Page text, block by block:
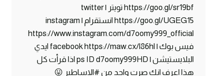
https://goo.gl/sr19bf تويتر | twitter
https://goo.gl/UGEG15 انستقرام | instagram
https://www.instagram.com/d7oomy999_official
فيس بوك | facebook https://maw.cx/l86hl ايدي
البلايستيشن | ps ID d7oomy999HD اذا قرأت كل
هذا اعرف انك صرت واحد من #الاساطير 😛